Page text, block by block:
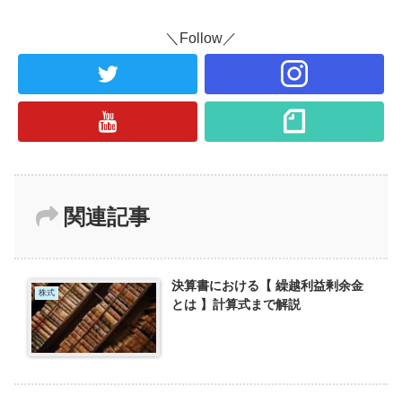
＼Follow／
関連記事
株式
決算書における【 繰越利益剰余金
とは 】計算式まで解説